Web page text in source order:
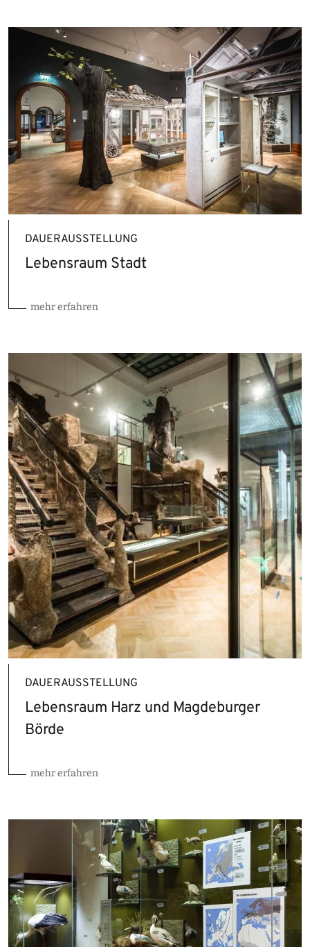
DAUERAUSSTELLUNG
Lebensraum Stadt
mehr erfahren
DAUERAUSSTELLUNG
Lebensraum Harz und Magdeburger
Börde
mehr erfahren